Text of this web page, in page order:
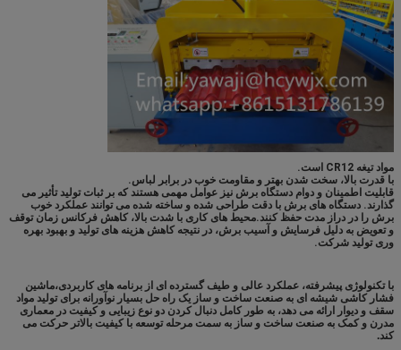
مواد تیغه CR12 است.
با قدرت بالا، سخت شدن بهتر و مقاومت خوب در برابر لباس.
قابلیت اطمینان و دوام دستگاه برش نیز عوامل مهمی هستند که بر ثبات تولید تأثیر می
گذارند. دستگاه های برش با دقت طراحی شده و ساخته شده می توانند عملکرد خوب
برش را در دراز مدت حفظ کنند.محیط های کاری با شدت بالا، کاهش فرکانس زمان توقف
و تعویض به دلیل فرسایش و آسیب برش، در نتیجه کاهش هزینه های تولید و بهبود بهره
وری تولید شرکت.
با تکنولوژی پیشرفته، عملکرد عالی و طیف گسترده ای از برنامه های کاربردی،ماشین
فشار کاشی شیشه ای به صنعت ساخت و ساز یک راه حل بسیار نوآورانه برای تولید مواد
سقف و دیوار ارائه می دهد، به طور کامل دنبال کردن دو نوع زیبایی و کیفیت در معماری
مدرن و کمک به صنعت ساخت و ساز به سمت مرحله توسعه با کیفیت بالاتر حرکت می
کند.